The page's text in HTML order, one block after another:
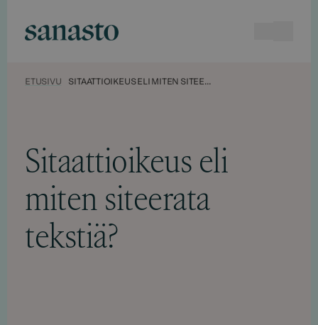
sisältöön
ETUSIVU SITAATTIOIKEUS ELI MITEN SITEERATA TEKSTIÄ?
Sitaattioikeus eli
miten siteerata
tekstiä?